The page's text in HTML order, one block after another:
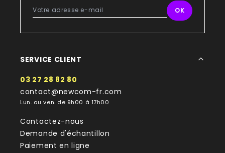
SERVICE CLIENT
03 27 28 82 80
contact@newcom-fr.com
Lun. au ven. de 9h00 à 17h00
Contactez-nous
Demande d'échantillon
Paiement en ligne